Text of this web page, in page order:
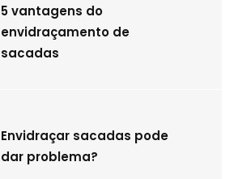
5 vantagens do
envidraçamento de
sacadas
Envidraçar sacadas pode
dar problema?